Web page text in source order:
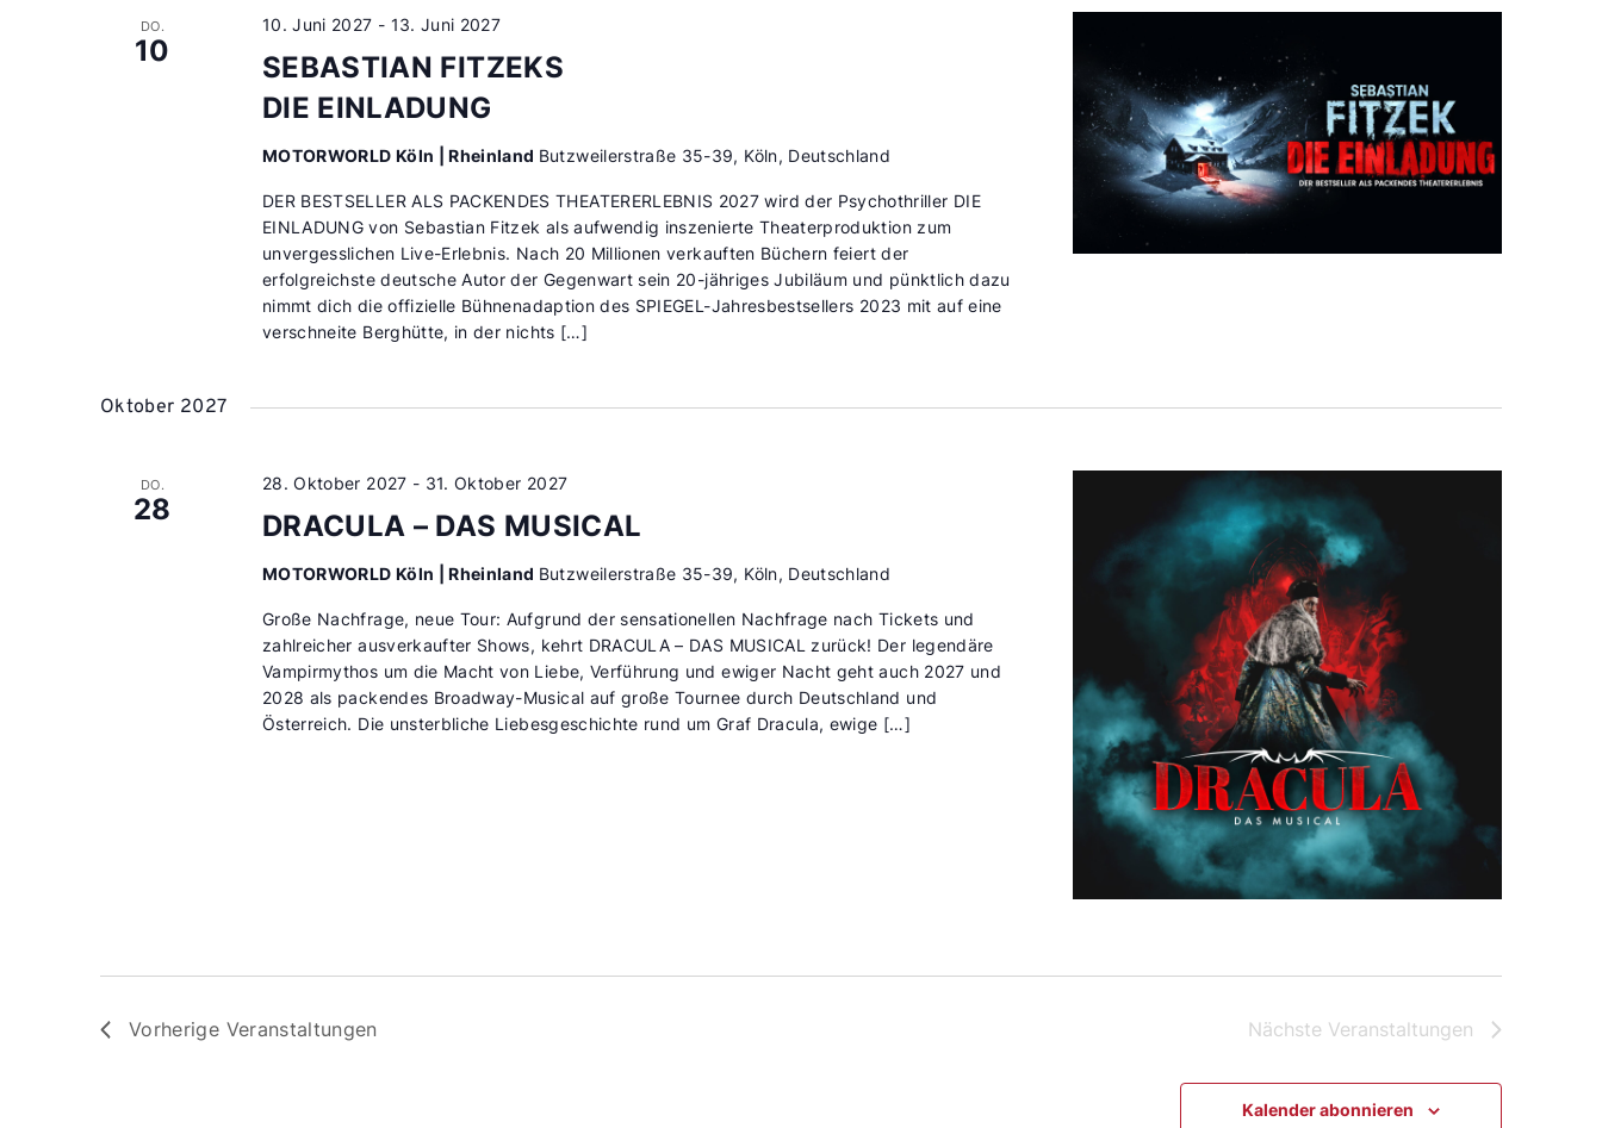
DO.
10
SEBASTIAN FITZEKS
DIE EINLADUNG
10. Juni 2027 - 13. Juni 2027
MOTORWORLD Köln | Rheinland Butzweilerstraße 35-39, Köln, Deutschland
DER BESTSELLER ALS PACKENDES THEATERERLEBNIS 2027 wird der Psychothriller DIE
EINLADUNG von Sebastian Fitzek als aufwendig inszenierte Theaterproduktion zum
unvergesslichen Live-Erlebnis. Nach 20 Millionen verkauften Büchern feiert der
erfolgreichste deutsche Autor der Gegenwart sein 20-jähriges Jubiläum und pünktlich dazu
nimmt dich die offizielle Bühnenadaption des SPIEGEL-Jahresbestsellers 2023 mit auf eine
verschneite Berghütte, in der nichts […]
Oktober 2027
DO.
28 DRACULA – DAS MUSICAL
28. Oktober 2027 - 31. Oktober 2027
MOTORWORLD Köln | Rheinland Butzweilerstraße 35-39, Köln, Deutschland
Große Nachfrage, neue Tour: Aufgrund der sensationellen Nachfrage nach Tickets und
zahlreicher ausverkaufter Shows, kehrt DRACULA – DAS MUSICAL zurück! Der legendäre
Vampirmythos um die Macht von Liebe, Verführung und ewiger Nacht geht auch 2027 und
2028 als packendes Broadway-Musical auf große Tournee durch Deutschland und
Österreich. Die unsterbliche Liebesgeschichte rund um Graf Dracula, ewige […]
Vorherige Veranstaltungen Nächste Veranstaltungen
Kalender abonnieren